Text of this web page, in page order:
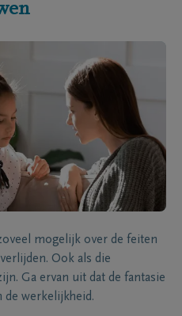
mogelijk over de feiten
Ook als die
Ga ervan uit dat de fantasie
de werkelijkheid.